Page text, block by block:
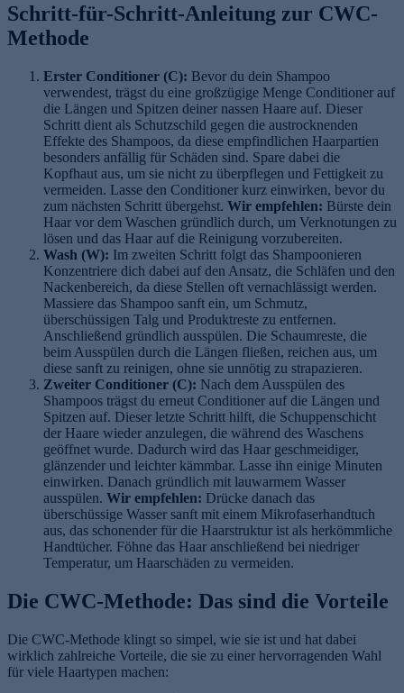
Schritt-für-Schritt-Anleitung zur CWC-
Methode
Erster Conditioner (C): Bevor du dein Shampoo
verwendest, trägst du eine großzügige Menge Conditioner auf
die Längen und Spitzen deiner nassen Haare auf. Dieser
Schritt dient als Schutzschild gegen die austrocknenden
Effekte des Shampoos, da diese empfindlichen Haarpartien
besonders anfällig für Schäden sind. Spare dabei die
Kopfhaut aus, um sie nicht zu überpflegen und Fettigkeit zu
vermeiden. Lasse den Conditioner kurz einwirken, bevor du
zum nächsten Schritt übergehst. Wir empfehlen: Bürste dein
Haar vor dem Waschen gründlich durch, um Verknotungen zu
lösen und das Haar auf die Reinigung vorzubereiten.
Wash (W): Im zweiten Schritt folgt das Shampoonieren
Konzentriere dich dabei auf den Ansatz, die Schläfen und den
Nackenbereich, da diese Stellen oft vernachlässigt werden.
Massiere das Shampoo sanft ein, um Schmutz,
überschüssigen Talg und Produktreste zu entfernen.
Anschließend gründlich ausspülen. Die Schaumreste, die
beim Ausspülen durch die Längen fließen, reichen aus, um
diese sanft zu reinigen, ohne sie unnötig zu strapazieren.
Zweiter Conditioner (C): Nach dem Ausspülen des
Shampoos trägst du erneut Conditioner auf die Längen und
Spitzen auf. Dieser letzte Schritt hilft, die Schuppenschicht
der Haare wieder anzulegen, die während des Waschens
geöffnet wurde. Dadurch wird das Haar geschmeidiger,
glänzender und leichter kämmbar. Lasse ihn einige Minuten
einwirken. Danach gründlich mit lauwarmem Wasser
ausspülen. Wir empfehlen: Drücke danach das
überschüssige Wasser sanft mit einem Mikrofaserhandtuch
aus, das schonender für die Haarstruktur ist als herkömmliche
Handtücher. Föhne das Haar anschließend bei niedriger
Temperatur, um Haarschäden zu vermeiden.
Die CWC-Methode: Das sind die Vorteile
Die CWC-Methode klingt so simpel, wie sie ist und hat dabei
wirklich zahlreiche Vorteile, die sie zu einer hervorragenden Wahl
für viele Haartypen machen: